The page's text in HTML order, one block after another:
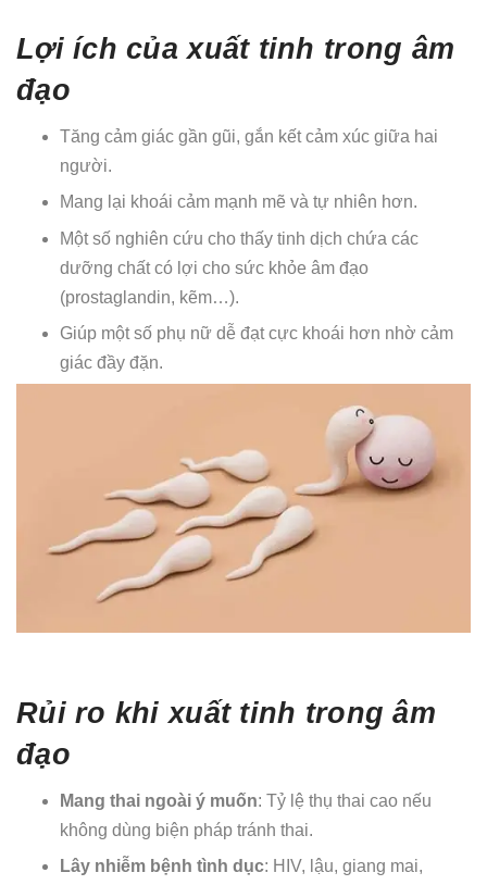
Lợi ích của xuất tinh trong âm
đạo
Tăng cảm giác gần gũi, gắn kết cảm xúc giữa hai
người.
Mang lại khoái cảm mạnh mẽ và tự nhiên hơn.
Một số nghiên cứu cho thấy tinh dịch chứa các
dưỡng chất có lợi cho sức khỏe âm đạo
(prostaglandin, kẽm…).
Giúp một số phụ nữ dễ đạt cực khoái hơn nhờ cảm
giác đầy đặn.
Rủi ro khi xuất tinh trong âm
đạo
Mang thai ngoài ý muốn: Tỷ lệ thụ thai cao nếu
không dùng biện pháp tránh thai.
Lây nhiễm bệnh tình dục: HIV, lậu, giang mai,